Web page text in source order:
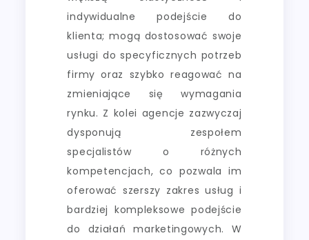
indywidualne podejście do
klienta; mogą dostosować swoje
usługi do specyficznych potrzeb
firmy oraz szybko reagować na
zmieniające się wymagania
rynku. Z kolei agencje zazwyczaj
dysponują zespołem
specjalistów o różnych
kompetencjach, co pozwala im
oferować szerszy zakres usług i
bardziej kompleksowe podejście
do działań marketingowych. W